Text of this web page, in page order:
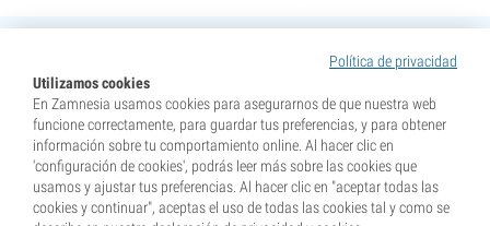
Política de privacidad
Utilizamos cookies
En Zamnesia usamos cookies para asegurarnos de que nuestra web
funcione correctamente, para guardar tus preferencias, y para obtener
información sobre tu comportamiento online. Al hacer clic en
'configuración de cookies', podrás leer más sobre las cookies que
usamos y ajustar tus preferencias. Al hacer clic en "aceptar todas las
cookies y continuar", aceptas el uso de todas las cookies tal y como se